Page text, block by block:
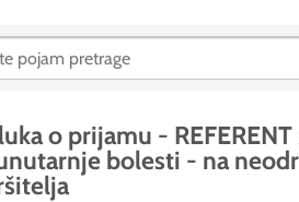
o prijamu -
bolesti - na